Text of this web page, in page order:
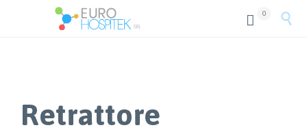
 0 
Retrattore